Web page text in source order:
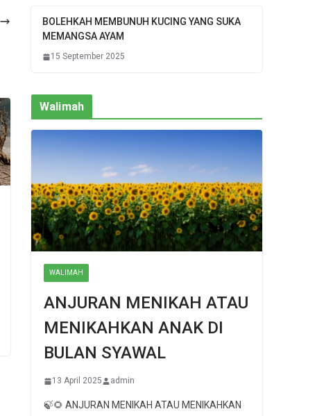
BOLEHKAH MEMBUNUH KUCING YANG SUKA
MEMANGSA AYAM
15 September 2025
Walimah
WALIMAH
ANJURAN MENIKAH ATAU
MENIKAHKAN ANAK DI
BULAN SYAWAL
13 April 2025 admin
🍃🌻 ANJURAN MENIKAH ATAU MENIKAHKAN